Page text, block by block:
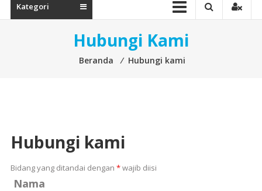
Kategori
Hubungi Kami
Beranda ⁄ Hubungi kami
Hubungi kami
Bidang yang ditandai dengan *wajib diisi
Nama